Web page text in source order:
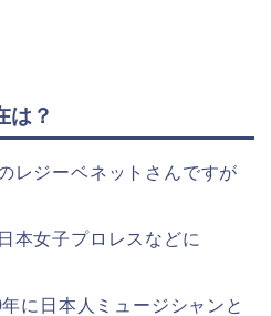
は？
レジーベネットさんですが
本女子プロレスなどに
に日本人ミュージシャンと